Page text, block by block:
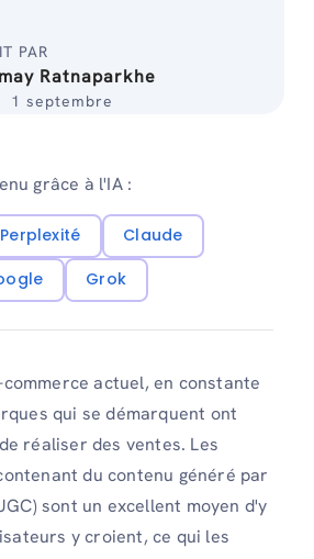
PAR
Ratnaparkhe
1 septembre
grâce à l'IA :
Perplexité
Claude
Grok
actuel, en constante
qui se démarquent ont
réaliser des ventes. Les
du contenu généré par
sont un excellent moyen d'y
y croient, ce qui les